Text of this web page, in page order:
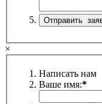
×
Написать нам
Ваше имя:*